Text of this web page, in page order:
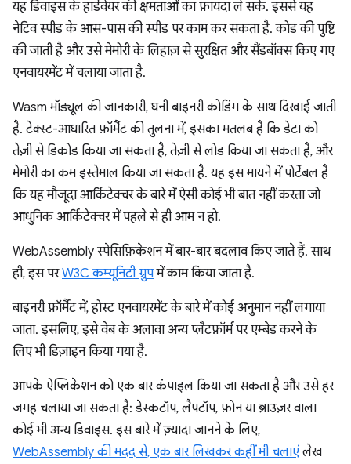
यह डिवाइस के हार्डवेयर की क्षमताओं का फ़ायदा ले सके. इससे यह
नेटिव स्पीड के आस-पास की स्पीड पर काम कर सकता है. कोड की पुष्टि
की जाती है और उसे मेमोरी के लिहाज़ से सुरक्षित और सैंडबॉक्स किए गए
एनवायरमेंट में चलाया जाता है.
Wasm मॉड्यूल की जानकारी, घनी बाइनरी कोडिंग के साथ दिखाई जाती
है. टेक्स्ट-आधारित फ़ॉर्मैट की तुलना में, इसका मतलब है कि डेटा को
तेज़ी से डिकोड किया जा सकता है, तेज़ी से लोड किया जा सकता है, और
मेमोरी का कम इस्तेमाल किया जा सकता है. यह इस मायने में पोर्टेबल है
कि यह मौजूदा आर्किटेक्चर के बारे में ऐसी कोई भी बात नहीं करता जो
आधुनिक आर्किटेक्चर में पहले से ही आम न हो.
WebAssembly स्पेसिफ़िकेशन में बार-बार बदलाव किए जाते हैं. साथ
ही, इस परW3C कम्यूनिटी ग्रुपमें काम किया जाता है.
बाइनरी फ़ॉर्मैट में, होस्ट एनवायरमेंट के बारे में कोई अनुमान नहीं लगाया
जाता. इसलिए, इसे वेब के अलावा अन्य प्लैटफ़ॉर्म पर एम्बेड करने के
लिए भी डिज़ाइन किया गया है.
आपके ऐप्लिकेशन को एक बार कंपाइल किया जा सकता है और उसे हर
जगह चलाया जा सकता है: डेस्कटॉप, लैपटॉप, फ़ोन या ब्राउज़र वाला
कोई भी अन्य डिवाइस. इस बारे में ज़्यादा जानने के लिए,
WebAssembly की मदद से, एक बार लिखकर कहीं भी चलाएंलेख